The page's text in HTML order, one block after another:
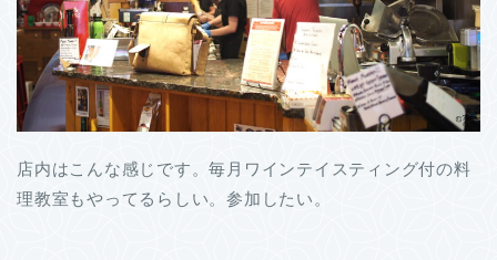
店内はこんな感じです。毎月ワインテイスティング付の料
理教室もやってるらしい。参加したい。